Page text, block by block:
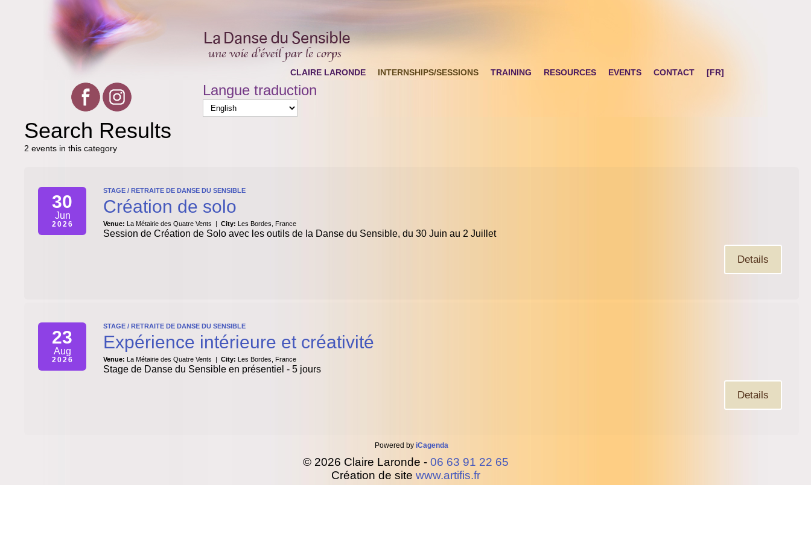
CLAIRE LARONDE INTERNSHIPS/SESSIONS TRAINING RESOURCES EVENTS CONTACT [FR]
Langue traduction
Search Results
2 events in this category
30
Jun
2026
STAGE / RETRAITE DE DANSE DU SENSIBLE
Création de solo
Venue: La Métairie des Quatre Vents | City: Les Bordes, France
Session de Création de Solo avec les outils de la Danse du Sensible, du 30 Juin au 2 Juillet
Details
23
Aug
2026
STAGE / RETRAITE DE DANSE DU SENSIBLE
Expérience intérieure et créativité
Venue: La Métairie des Quatre Vents | City: Les Bordes, France
Stage de Danse du Sensible en présentiel - 5 jours
Details
Powered by iCagenda
© 2026 Claire Laronde - 06 63 91 22 65
Création de site www.artifis.fr